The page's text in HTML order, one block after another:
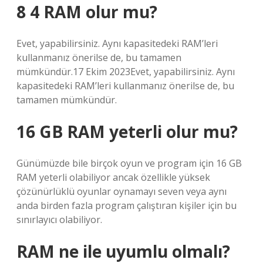
8 4 RAM olur mu?
Evet, yapabilirsiniz. Aynı kapasitedeki RAM’leri
kullanmanız önerilse de, bu tamamen
mümkündür.17 Ekim 2023Evet, yapabilirsiniz. Aynı
kapasitedeki RAM’leri kullanmanız önerilse de, bu
tamamen mümkündür.
16 GB RAM yeterli olur mu?
Günümüzde bile birçok oyun ve program için 16 GB
RAM yeterli olabiliyor ancak özellikle yüksek
çözünürlüklü oyunlar oynamayı seven veya aynı
anda birden fazla program çalıştıran kişiler için bu
sınırlayıcı olabiliyor.
RAM ne ile uyumlu olmalı?